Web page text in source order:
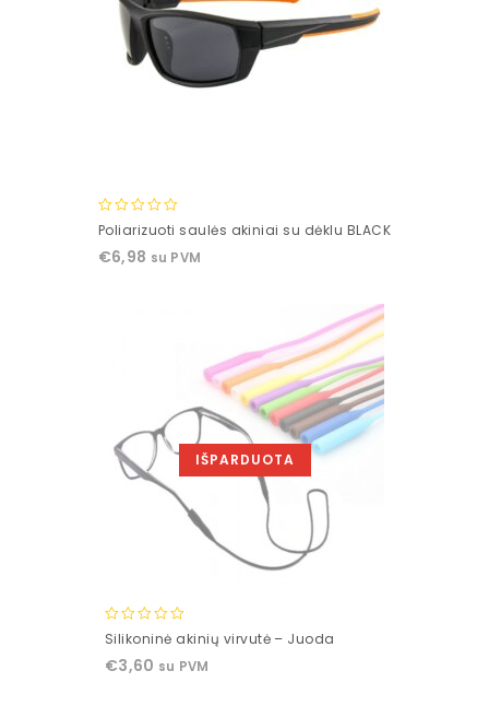
0
of
Poliarizuoti saulės akiniai su dėklu BLACK
€6,98 su PVM
IŠPARDUOTA
0
of
Silikoninė akinių virvutė – Juoda
€3,60 su PVM